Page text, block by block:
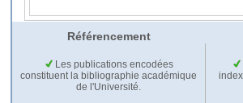
Référencement
Les publications encodées
constituent la bibliographie académique
de l'Université.